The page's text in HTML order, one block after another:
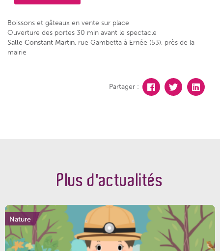
Boissons et gâteaux en vente sur place
Ouverture des portes 30 min avant le spectacle
Salle Constant Martin, rue Gambetta à Ernée (53), près de la
mairie
Partager :
Plus d'actualités
Nature